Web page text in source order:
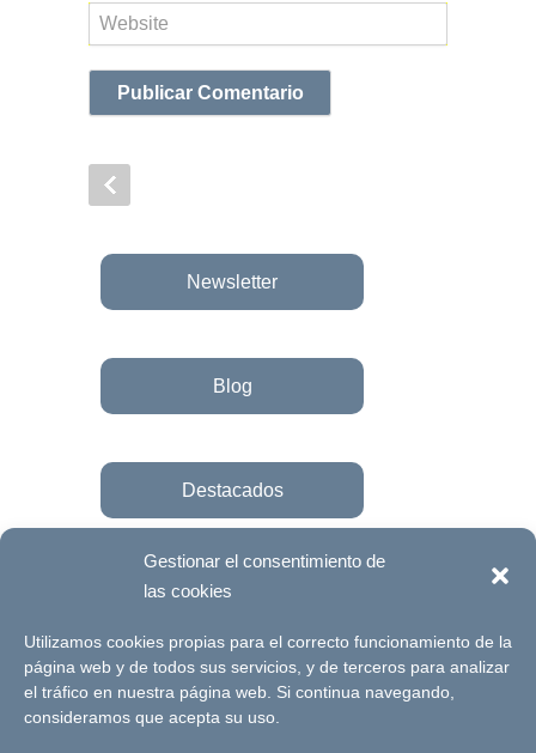
Gestionar el consentimiento de
las cookies
Utilizamos cookies propias para el correcto funcionamiento de la
página web y de todos sus servicios, y de terceros para analizar
el tráfico en nuestra página web. Si continua navegando,
consideramos que acepta su uso.
Web
Newsletter
Blog
Destacados
Únete a la fundación
© Futuro Singular Córdoba 2017. Web
desarrollada por